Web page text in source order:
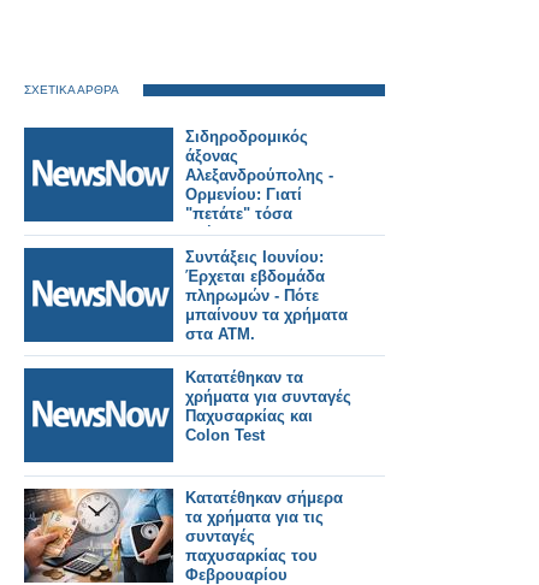
ΣΧΕΤΙΚΑ ΑΡΘΡΑ
Σιδηροδρομικός
άξονας
Αλεξανδρούπολης -
Ορμενίου: Γιατί
"πετάτε" τόσα
χρήματα;
Συντάξεις Ιουνίου:
Έρχεται εβδομάδα
πληρωμών - Πότε
μπαίνουν τα χρήματα
στα ΑΤΜ.
Κατατέθηκαν τα
χρήματα για συνταγές
Παχυσαρκίας και
Colon Test
Κατατέθηκαν σήμερα
τα χρήματα για τις
συνταγές
παχυσαρκίας του
Φεβρουαρίου